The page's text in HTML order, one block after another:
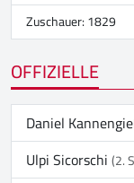
Zuschauer: 1829
OFFIZIELLE
Daniel
Ulpi Sicorschi(2.